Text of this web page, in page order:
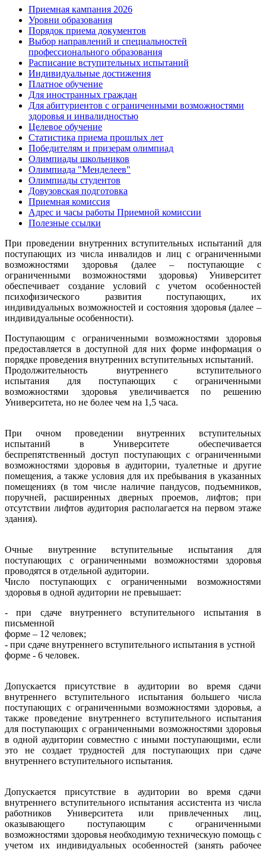
Приемная кампания 2026
Уровни образования
Порядок приема документов
Выбор направлений и специальностей
профессионального образования
Расписание вступительных испытаний
Индивидуальные достижения
Платное обучение
Для иностранных граждан
Для абитуриентов с ограниченными возможностями
здоровья и инвалидностью
Целевое обучение
Статистика приема прошлых лет
Победителям и призерам олимпиад
Олимпиады школьников
Олимпиада "Менделеев"
Олимпиады студентов
Довузовская подготовка
Приемная комиссия
Адрес и часы работы Приемной комиссии
Полезные ссылки
При проведении внутренних вступительных испытаний для
поступающих из числа инвалидов и лиц с ограниченными
возможностями здоровья (далее – поступающие с
ограниченными возможностями здоровья) Университет
обеспечивает создание условий с учетом особенностей
психофизического развития поступающих, их
индивидуальных возможностей и состояния здоровья (далее –
индивидуальные особенности).
Поступающим с ограниченными возможностями здоровья
предоставляется в доступной для них форме информация о
порядке проведения внутренних вступительных испытаний.
Продолжительность внутреннего вступительного
испытания для поступающих с ограниченными
возможностями здоровья увеличивается по решению
Университета, но не более чем на 1,5 часа.
При очном проведении внутренних вступительных
испытаний в Университете обеспечивается
беспрепятственный доступ поступающих с ограниченными
возможностями здоровья в аудитории, туалетные и другие
помещения, а также условия для их пребывания в указанных
помещениях (в том числе наличие пандусов, подъемников,
поручней, расширенных дверных проемов, лифтов; при
отсутствии лифтов аудитория располагается на первом этаже
здания).
Очные внутренние вступительные испытания для
поступающих с ограниченными возможностями здоровья
проводятся в отдельной аудитории.
Число поступающих с ограниченными возможностями
здоровья в одной аудитории не превышает:
- при сдаче внутреннего вступительного испытания в
письменной
форме – 12 человек;
- при сдаче внутреннего вступительного испытания в устной
форме - 6 человек.
Допускается присутствие в аудитории во время сдачи
внутреннего вступительного испытания большего числа
поступающих с ограниченными возможностями здоровья, а
также проведение внутреннего вступительного испытания
для поступающих с ограниченными возможностями здоровья
в одной аудитории совместно с иными поступающими, если
это не создает трудностей для поступающих при сдаче
внутреннего вступительного испытания.
Допускается присутствие в аудитории во время сдачи
внутреннего вступительного испытания ассистента из числа
работников Университета или привлеченных лиц,
оказывающего поступающим с ограниченными
возможностями здоровья необходимую техническую помощь с
учетом их индивидуальных особенностей (занять рабочее